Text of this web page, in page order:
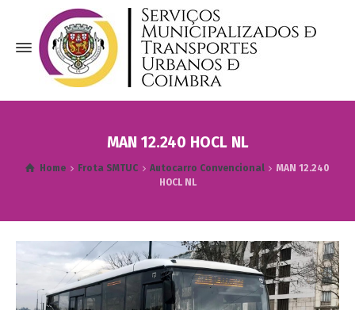
MAN 12.240 HOCL NL
Home Frota SMTUC Autocarro Convencional
MAN 12.240
HOCL NL